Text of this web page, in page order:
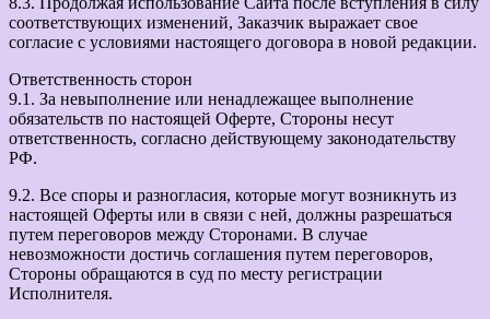
соответствующих изменений, Заказчик выражает свое
согласие с условиями настоящего договора в новой редакции.
Ответственность сторон
9.1. За невыполнение или ненадлежащее выполнение
обязательств по настоящей Оферте, Стороны несут
ответственность, согласно действующему законодательству
РФ.
9.2. Все споры и разногласия, которые могут возникнуть из
настоящей Оферты или в связи с ней, должны разрешаться
путем переговоров между Сторонами. В случае
невозможности достичь соглашения путем переговоров,
Стороны обращаются в суд по месту регистрации
Исполнителя.